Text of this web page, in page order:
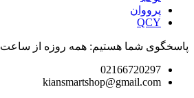
پرووان
QCY
پاسخگوی شما هستیم: همه روزه از ساعت 9:30 تا 19:00
02166720297
kiansmartshop@gmail.com